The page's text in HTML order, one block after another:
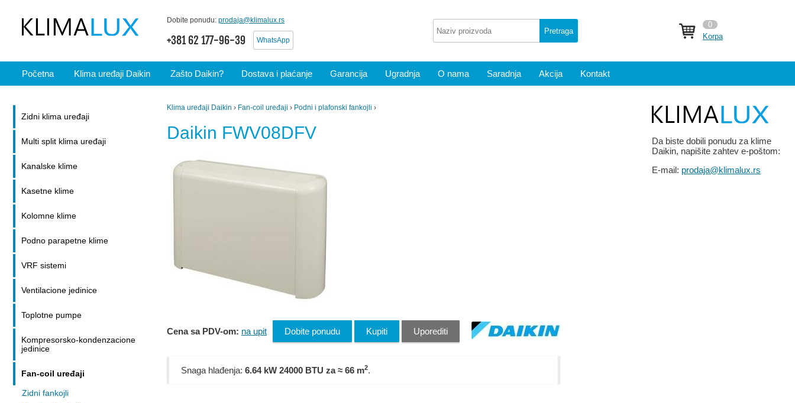
Dobite ponudu: prodaja@klimalux.rs
+381 62 177-96-39 WhatsApp
Pretraga
0
Korpa
Početna Klima uređaji Daikin Zašto Daikin? Dostava i plaćanje Garancija Ugradnja O nama Saradnja Akcija Kontakt
Klima uređaji Daikin › Fan-coil uređaji › Podni i plafonski fankojli ›
Daikin FWV08DFV
Cena sa PDV-om: na upit Dobite ponudu Kupiti Uporediti
Snaga hlađenja: 6.64 kW 24000 BTU za ≈ 66 m2.
Zidni klima uređaji
Multi split klima uređaji
Kanalske klime
Kasetne klime
Kolomne klime
Podno parapetne klime
VRF sistemi
Ventilacione jedinice
Toplotne pumpe
Kompresorsko-kondenzacione
jedinice
Fan-coil uređaji
Zidni fankojli
Da biste dobili ponudu za klime
Daikin, napišite zahtev e-poštom:
E-mail: prodaja@klimalux.rs